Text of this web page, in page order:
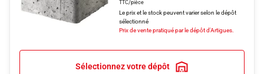
TTC/pièce
Le prix et le stock peuvent varier selon le dépôt
sélectionné
Prix de vente pratiqué par le dépôt d'Artigues.
Sélectionnez votre dépôt